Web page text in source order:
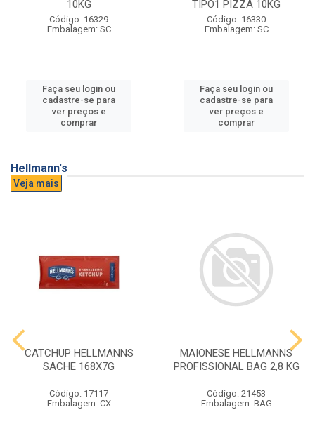
10KG
Código: 16329
Embalagem: SC
Faça seu login ou
cadastre-se para
ver preços e
comprar
TIPO1 PIZZA 10KG
Código: 16330
Embalagem: SC
Faça seu login ou
cadastre-se para
ver preços e
comprar
Hellmann's
Veja mais
CATCHUP HELLMANNS
SACHE 168X7G
Código: 17117
Embalagem: CX
MAIONESE HELLMANNS
PROFISSIONAL BAG 2,8 KG
Código: 21453
Embalagem: BAG